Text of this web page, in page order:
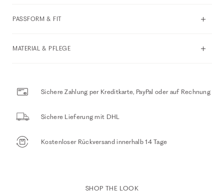
PASSFORM & FIT
MATERIAL & PFLEGE
Sichere Zahlung per Kreditkarte, PayPal oder auf Rechnung
Sichere Lieferung mit DHL
Kostenloser Rückversand innerhalb 14 Tage
SHOP THE LOOK